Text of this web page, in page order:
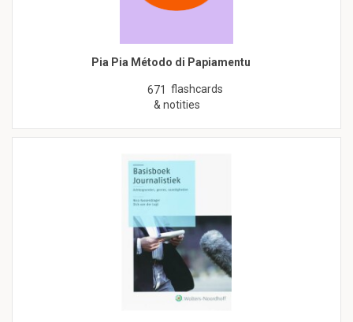
Pia Pia Método di Papiamentu
671 flashcards
& notities